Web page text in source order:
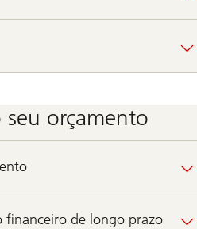
orçamento
financeiro de longo prazo